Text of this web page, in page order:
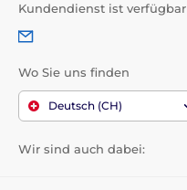
Kundendienst ist verfügbar
Wo Sie uns finden
Deutsch (CH)
Wir sind auch dabei: